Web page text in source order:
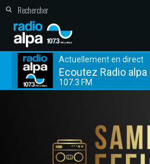
Actuellement en direct
Ecoutez Radio alpa
107.3 FM